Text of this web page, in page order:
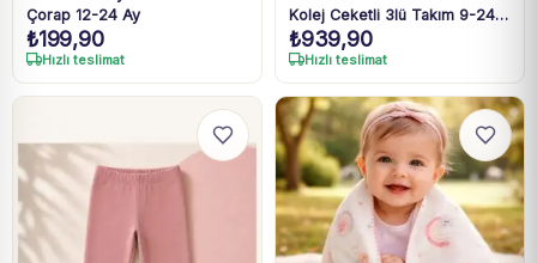
Çorap 12-24 Ay
₺199,90
Hızlı teslimat
Kolej Ceketli 3lü Takım 9-24
Ay
₺939,90
Hızlı teslimat